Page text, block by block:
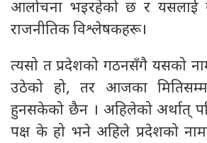
आलोचना भइरहेको छ र यसलाई
राजनीतिक विश्लेषकहरू।
त्यसो त प्रदेशको गठनसँगै यसको
उठेको हो, तर आजका
हुनसकेको छैन । अहिलेको अर्थात्
पक्ष के हो भने अहिले प्रदेशको